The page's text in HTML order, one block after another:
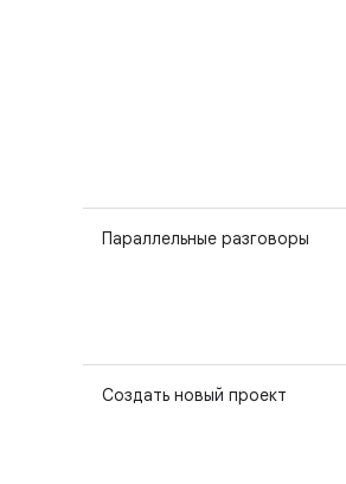
Параллельные разговоры
Создать новый проект